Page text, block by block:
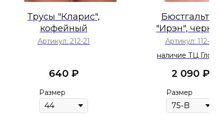
Трусы "Кларис",
кофейный
Артикул: 212-21
640 ₽
Размер
"Ирэн",
Артикул: 112-12
наличие ТЦ
2 090 ₽
Размер